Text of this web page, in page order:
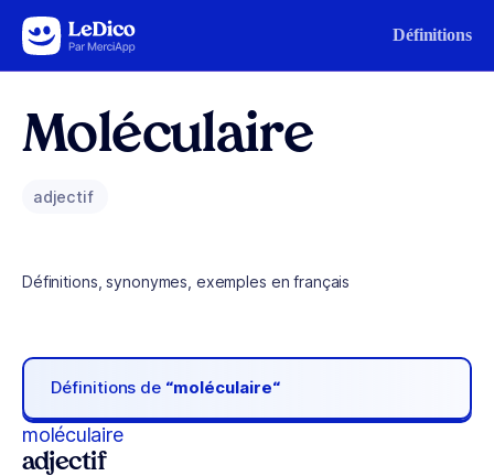
Aller au contenu Définitions
Moléculaire
adjectif
Définitions, synonymes, exemples en français
Définitions de “moléculaire“
moléculaire
adjectif